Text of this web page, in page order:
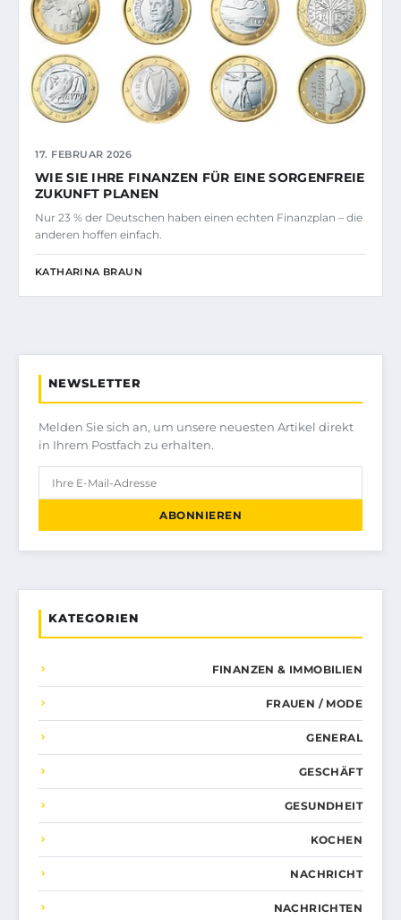
17. FEBRUAR 2026
WIE SIE IHRE FINANZEN FÜR EINE SORGENFREIE
ZUKUNFT PLANEN
Nur 23 % der Deutschen haben einen echten Finanzplan – die
anderen hoffen einfach.
KATHARINA BRAUN
NEWSLETTER
Melden Sie sich an, um unsere neuesten Artikel direkt
in Ihrem Postfach zu erhalten.
ABONNIEREN
KATEGORIEN
FINANZEN & IMMOBILIEN
FRAUEN / MODE
GENERAL
GESCHÄFT
GESUNDHEIT
KOCHEN
NACHRICHT
NACHRICHTEN